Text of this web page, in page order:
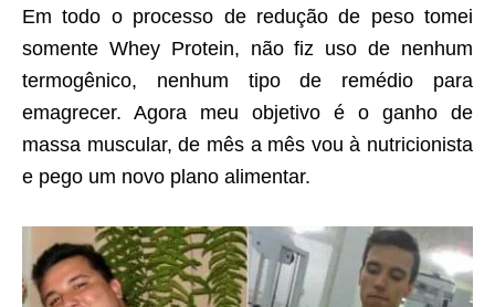
Em todo o processo de redução de peso tomei
somente Whey Protein, não fiz uso de nenhum
termogênico, nenhum tipo de remédio para
emagrecer. Agora meu objetivo é o ganho de
massa muscular, de mês a mês vou à nutricionista
e pego um novo plano alimentar.